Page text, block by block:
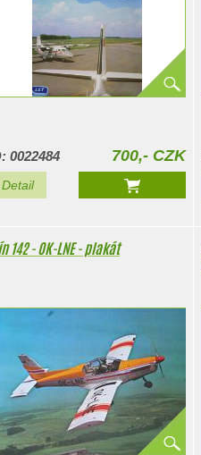
0022484 700,- CZK
Detail
142 - OK-LNE - plakát